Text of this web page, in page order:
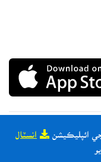
ائپليڪيشن انسٽال
Developed with ❤️ for